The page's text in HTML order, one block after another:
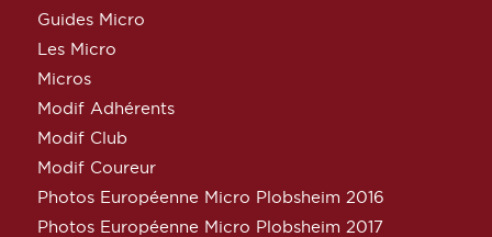
Guides Micro
Les Micro
Micros
Modif Adhérents
Modif Club
Modif Coureur
Photos Européenne Micro Plobsheim 2016
Photos Européenne Micro Plobsheim 2017